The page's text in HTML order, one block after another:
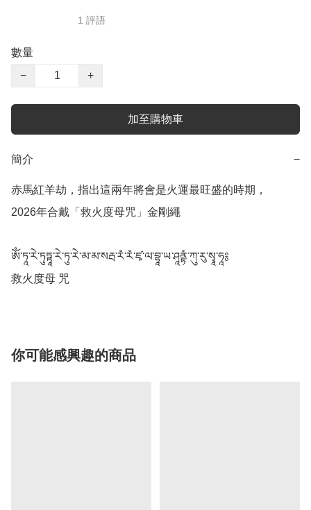
1 評語
數量
−
+
加至購物車
簡介 −
赤馬紅羊劫，指出這兩年將會是火運最旺盛的時期，
2026年合戴「救火度母咒」金剛繩
ཨོཾ་ཏཱ་རེ་ཏུཏྟཱ་རེ་ཏུ་རེ་མ་མ་སརྦ་རཾ་རཾ་ཛྭ་ལ་བྷཱ་ཡ་ཤཱནྟཾ་ཀུ་རུ་སྭཱ་ཧཱ༔
救火度母 咒
你可能感興趣的商品